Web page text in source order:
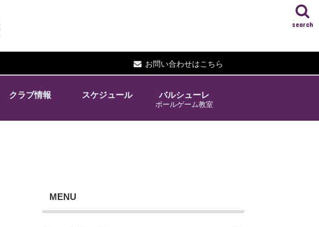
お問い合わせはこちら
search
クラブ情報 スケジュール バルシューレ
ボールゲーム教室
MENU